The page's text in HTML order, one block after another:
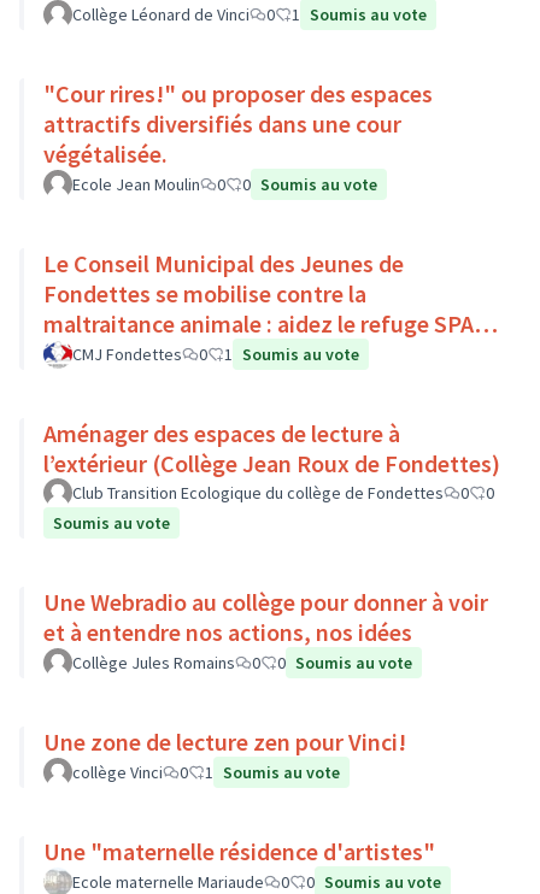
Collège Léonard de Vinci 0 1 Soumis au vote
"Cour rires!" ou proposer des espaces
attractifs diversifiés dans une cour
végétalisée.
Ecole Jean Moulin 0 0 Soumis au vote
Le Conseil Municipal des Jeunes de
Fondettes se mobilise contre la
maltraitance animale : aidez le refuge SPA
de Luynes !
CMJ Fondettes 0 1 Soumis au vote
Aménager des espaces de lecture à
l’extérieur (Collège Jean Roux de Fondettes)
Club Transition Ecologique du collège de Fondettes 0
0
Soumis au vote
Une Webradio au collège pour donner à voir
et à entendre nos actions, nos idées
Collège Jules Romains 0 0 Soumis au vote
Une zone de lecture zen pour Vinci!
collège Vinci 0 1 Soumis au vote
Une "maternelle résidence d'artistes"
Ecole maternelle Mariaude 0 0 Soumis au vote